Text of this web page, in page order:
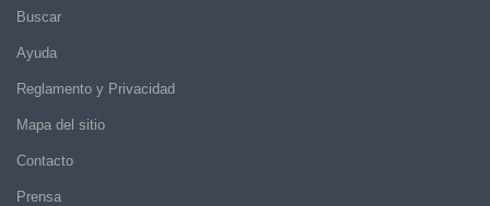
Buscar
Ayuda
Reglamento y Privacidad
Mapa del sitio
Contacto
Prensa